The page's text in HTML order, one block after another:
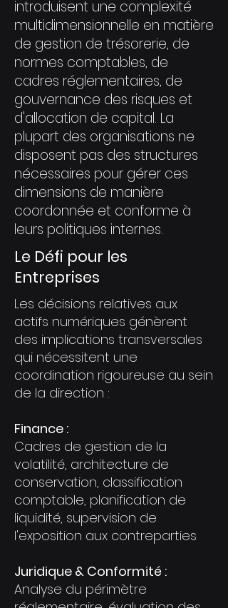
introduisent une complexité
multidimensionnelle en matière
de gestion de trésorerie, de
normes comptables, de
cadres réglementaires, de
gouvernance des risques et
d'allocation de capital. La
plupart des organisations ne
disposent pas des structures
nécessaires pour gérer ces
dimensions de manière
coordonnée et conforme à
leurs politiques internes.
Le Défi pour les
Entreprises
Les décisions relatives aux
actifs numériques génèrent
des implications transversales
qui nécessitent une
coordination rigoureuse au sein
de la direction :
Finance :
Cadres de gestion de la
volatilité, architecture de
conservation, classification
comptable, planification de
liquidité, supervision de
l'exposition aux contreparties
Juridique & Conformité :
Analyse du périmètre